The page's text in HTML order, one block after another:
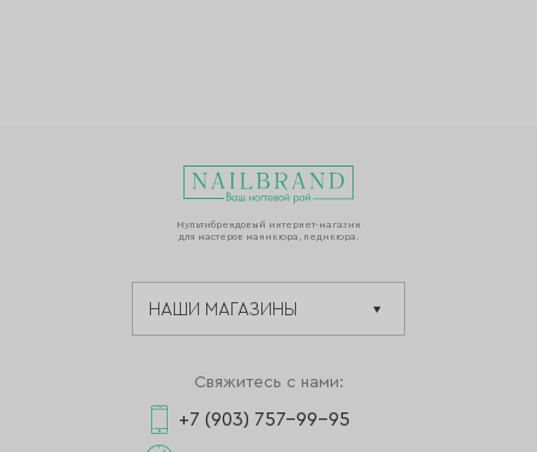
Мультибрендовый интернет-магазин
для мастеров маникюра, педикюра.
Свяжитесь с нами:
+7 (903) 757-99-95